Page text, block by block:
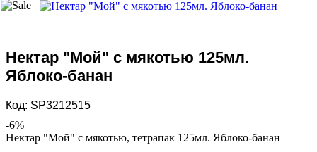
Нектар "Мой" с мякотью 125мл.
Яблоко-банан
Код: SP3212515
-6%
Нектар "Мой" с мякотью, тетрапак 125мл. Яблоко-банан